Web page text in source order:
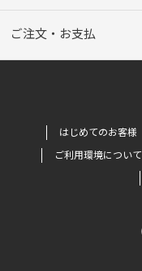
ご注文・お支払
はじめてのお客様
ご利用環境について